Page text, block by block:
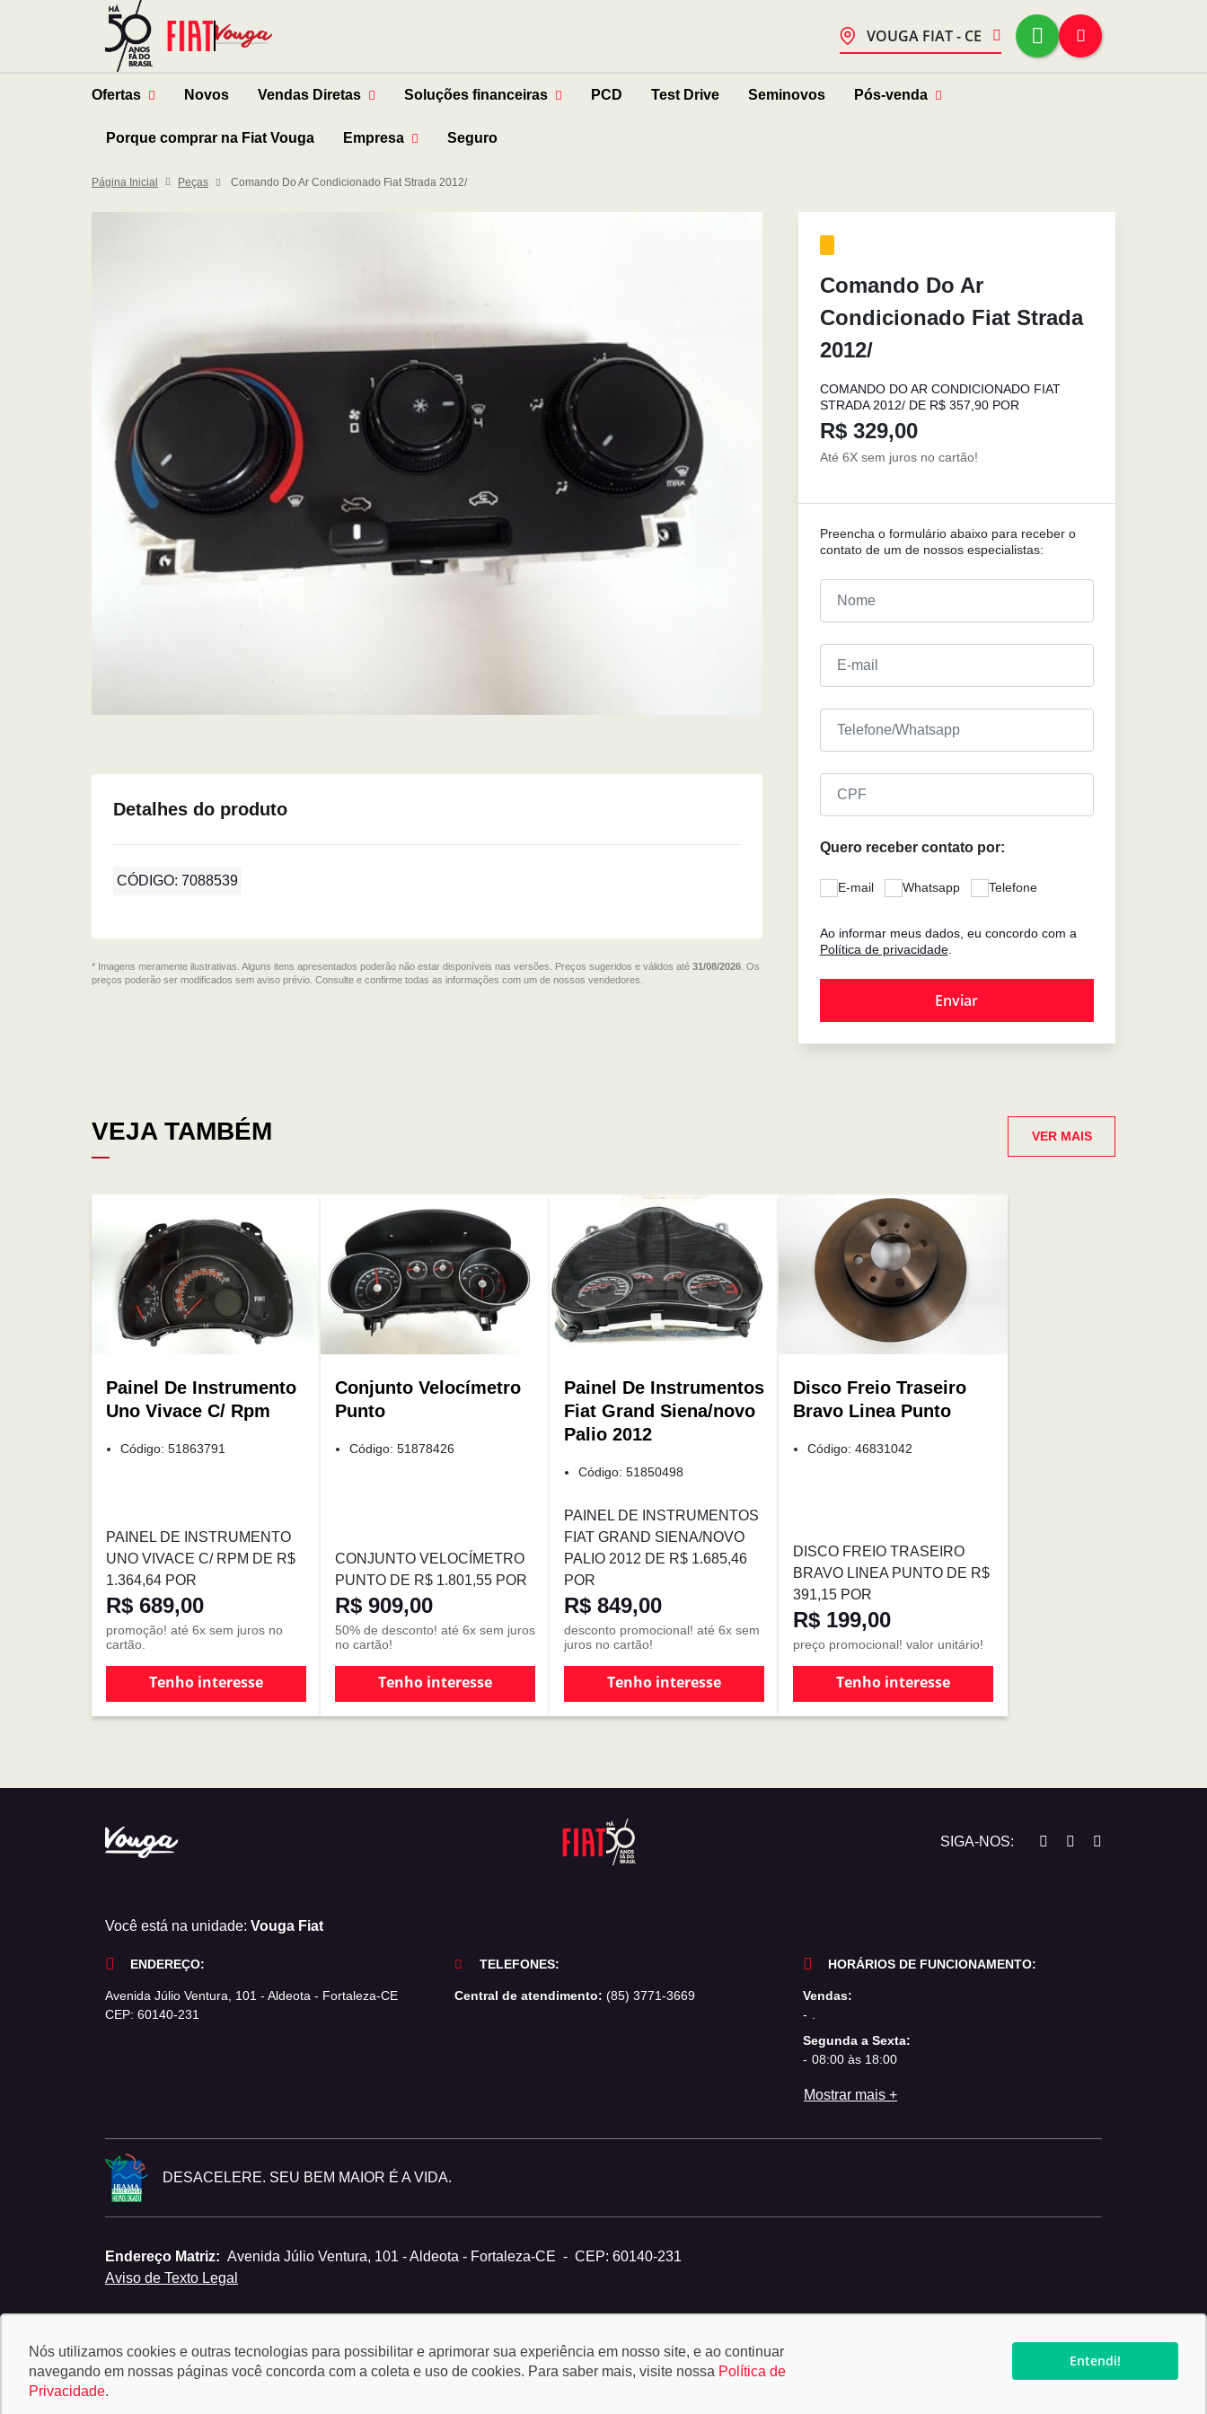
VOUGA FIAT - CE
Ofertas Novos Vendas Diretas Soluções financeiras PCD Test Drive Seminovos Pós-venda
Porque comprar na Fiat Vouga Empresa Seguro
Página Inicial Peças Comando Do Ar Condicionado Fiat Strada 2012/
Comando Do Ar
Condicionado Fiat Strada
2012/
COMANDO DO AR CONDICIONADO FIAT
STRADA 2012/ DE R$ 357,90 POR
R$ 329,00
Até 6X sem juros no cartão!
Preencha o formulário abaixo para receber o
contato de um de nossos especialistas:
Quero receber contato por:
E-mail Whatsapp Telefone
Ao informar meus dados, eu concordo com a
Política de privacidade.
Detalhes do produto
CÓDIGO: 7088539
* Imagens meramente ilustrativas. Alguns itens apresentados poderão não estar disponíveis nas versões. Preços sugeridos e válidos até 31/08/2026 . Os
preços poderão ser modificados sem aviso prévio. Consulte e confirme todas as informações com um de nossos vendedores.
VEJA TAMBÉM VER MAIS
Painel De Instrumento
Uno Vivace C/ Rpm
Código: 51863791
PAINEL DE INSTRUMENTO
UNO VIVACE C/ RPM DE R$
1.364,64 POR
R$ 689,00
promoção! até 6x sem juros no
cartão.
Tenho interesse
Conjunto Velocímetro
Punto
Código: 51878426
CONJUNTO VELOCÍMETRO
PUNTO DE R$ 1.801,55 POR
R$ 909,00
50% de desconto! até 6x sem juros
no cartão!
Tenho interesse
Painel De Instrumentos
Fiat Grand Siena/novo
Palio 2012
Código: 51850498
PAINEL DE INSTRUMENTOS
FIAT GRAND SIENA/NOVO
PALIO 2012 DE R$ 1.685,46
POR
R$ 849,00
desconto promocional! até 6x sem
juros no cartão!
Tenho interesse
Disco Freio Traseiro
Bravo Linea Punto
Código: 46831042
DISCO FREIO TRASEIRO
BRAVO LINEA PUNTO DE R$
391,15 POR
R$ 199,00
preço promocional! valor unitário!
Tenho interesse
SIGA-NOS:
Você está na unidade: Vouga Fiat
ENDEREÇO:
Avenida Júlio Ventura, 101 - Aldeota - Fortaleza-CE
CEP: 60140-231
TELEFONES:
Central de atendimento: (85) 3771-3669
HORÁRIOS DE FUNCIONAMENTO:
Vendas:
Segunda a Sexta:
08:00 às 18:00
Mostrar mais +
DESACELERE. SEU BEM MAIOR É A VIDA.
Endereço Matriz: Avenida Júlio Ventura, 101 - Aldeota - Fortaleza-CE - CEP: 60140-231
Aviso de Texto Legal
Nós utilizamos cookies e outras tecnologias para possibilitar e aprimorar sua experiência em nosso site, e ao continuar
navegando em nossas páginas você concorda com a coleta e uso de cookies. Para saber mais, visite nossa Política de
Privacidade.
Entendi!